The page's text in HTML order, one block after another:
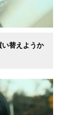
替えようか